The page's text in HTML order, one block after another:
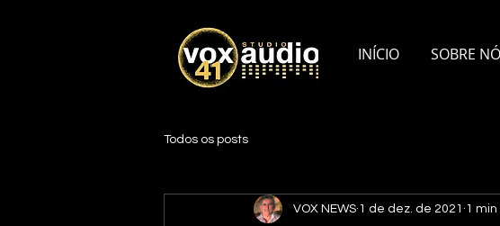
INÍCIO SOBRE
Todos os posts
VOX NEWS 1 de dez. de 2021 1